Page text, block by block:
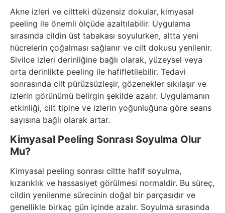
Akne izleri ve ciltteki düzensiz dokular, kimyasal
peeling ile önemli ölçüde azaltılabilir. Uygulama
sırasında cildin üst tabakası soyulurken, altta yeni
hücrelerin çoğalması sağlanır ve cilt dokusu yenilenir.
Sivilce izleri derinliğine bağlı olarak, yüzeysel veya
orta derinlikte peeling ile hafifletilebilir. Tedavi
sonrasında cilt pürüzsüzleşir, gözenekler sıkılaşır ve
izlerin görünümü belirgin şekilde azalır. Uygulamanın
etkinliği, cilt tipine ve izlerin yoğunluğuna göre seans
sayısına bağlı olarak artar.
Kimyasal Peeling Sonrası Soyulma Olur
Mu?
Kimyasal peeling sonrası ciltte hafif soyulma,
kızarıklık ve hassasiyet görülmesi normaldir. Bu süreç,
cildin yenilenme sürecinin doğal bir parçasıdır ve
genellikle birkaç gün içinde azalır. Soyulma sırasında